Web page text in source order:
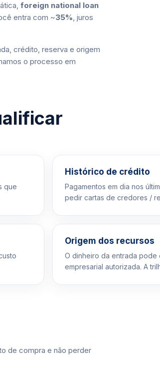
foreign national loan
entra com ~35%, juros
crédito, reserva e origem
o processo em
que
Histórico de crédito
Pagamentos em dia nos
pedir cartas de credores /
Origem dos recursos
O dinheiro da entrada pode
empresarial autorizada. A
de compra e não perder